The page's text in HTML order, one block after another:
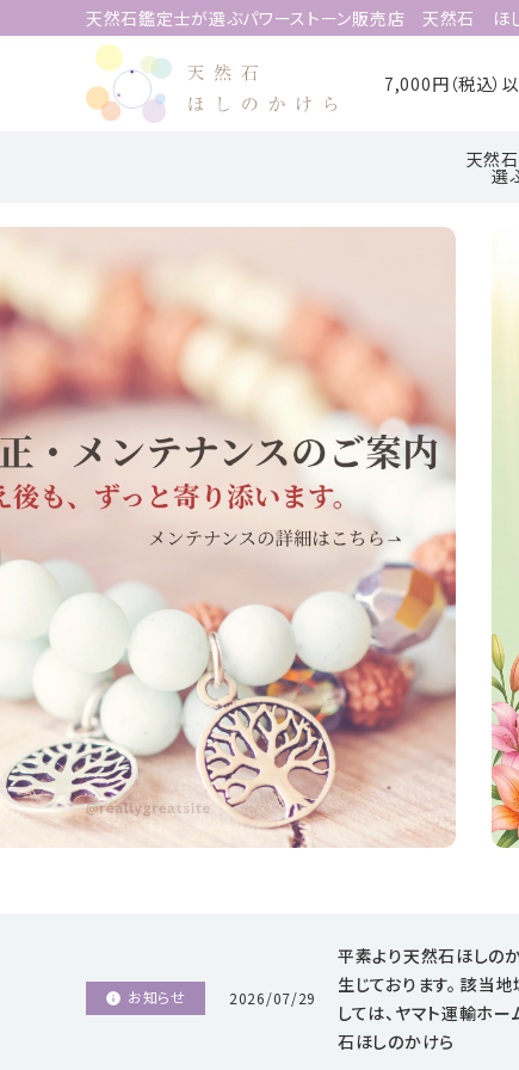
天然石鑑定士が選ぶパワーストーン販売店 天然石 ほ
7,000円（税込）
天然
選
ACCOUNT MENU
ようこそ 会員名 様
meeting_room ログイン person 新規会員登録
天然石から選ぶ
願い事から選ぶ
シリーズから選ぶ
支払方法について
配送・送料について
特定商取引法に基づく表記
プライバシーポリシー
info お知らせ 2026/07/29
平素より天然石ほしの
生じております。 該当
しては、ヤマト運輸ホ
石ほしのかけら